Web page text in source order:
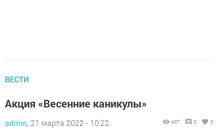
ВЕСТИ
Акция «Весенние каникулы»
admin, 21 марта 2022 - 10:22 407 0 0